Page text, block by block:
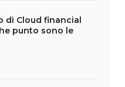
di Cloud financial
punto sono le